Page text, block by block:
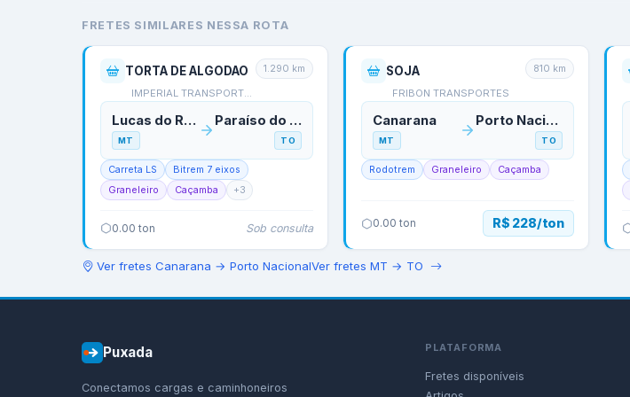
FRETES SIMILARES NESSA ROTA
TORTA DE ALGODAO
IMPERIAL TRANSPORTES
1.290 km
Lucas do Rio Verde
MT
Paraíso do Tocantins
TO
Carreta LS
Bitrem 7 eixos
Graneleiro
Caçamba +3
0.00 ton Sob consulta
SOJA
FRIBON TRANSPORTES
810 km
Canarana
MT
Porto Nacional
TO
Rodotrem Graneleiro Caçamba
0.00 ton R$ 228/ton
Ver fretes Canarana → Porto NacionalVer fretes MT → TO
Puxada
Conectamos cargas e caminhoneiros
PLATAFORMA
Fretes disponíveis